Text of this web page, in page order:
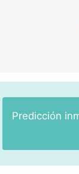
Predicción